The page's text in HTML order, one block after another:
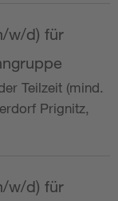
w/d) für
Teilzeit (mind.
Prignitz,
w/d) für